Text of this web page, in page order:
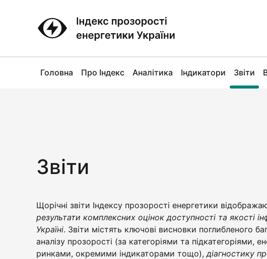
Головна Про Індекс Аналітика Індикатори Звіти
Звіти
Щорічні звіти Індексу прозорості енергетики
результати комплексних оцінок доступності та якості
Україні. Звіти містять ключові висновки поглибленого
аналізу прозорості (за категоріями та підкатегоріями,
ринками, окремими індикаторами тощо), діагностику